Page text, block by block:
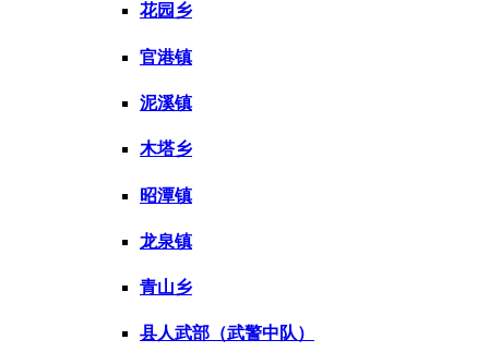
花园乡
官港镇
泥溪镇
木塔乡
昭潭镇
龙泉镇
青山乡
县人武部（武警中队）